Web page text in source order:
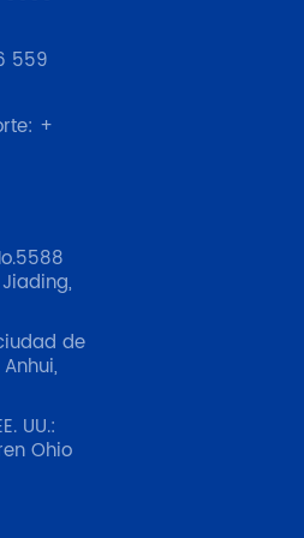
Nuestro
discutir
con
PLAST 2026
de 2026
Milán,
Hall 13, C04
allí!
559
+
de
UU.:
Ohio